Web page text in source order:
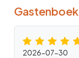
Gastenboek
2026-07-30